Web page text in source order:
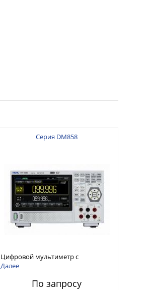
Серия DM858
Цифровой мультиметр с
разрядностью 5½ и
host, LAN и Web control
Далее
По запросу